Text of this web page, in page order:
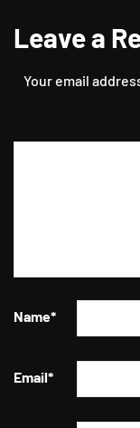
Leave a
Your email
Name*
Email*